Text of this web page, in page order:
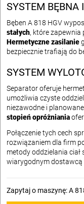
SYSTEM BĘBNA
Bęben A 818 HGV
stałych, które zapewnia
Hermetyczne zasilanie
bezpiecznie trafiają do
SYSTEM
Separator oferuje
umożliwia czyste
niezawodne i
stopień opróżniania
Połączenie tych cech
rozwiązaniem dla firm
metody oddzielania ciał
wiarygodnym dostawcą
Zapytaj o maszynę: A